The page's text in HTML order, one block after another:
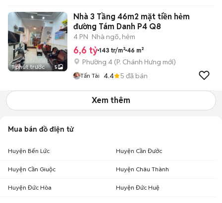
1 phút trước 5
Nhà 3 Tầng 46m2 mặt tiền hẻm
đường Tám Danh P4 Q8
4 PN Nhà ngõ, hẻm
6,6 tỷ 143 tr/m² 46 m²
Phường 4 (P. Chánh Hưng mới)
Tấn Tài 4.4 5 đã bán
Xem thêm
Mua bán đồ điện tử
Huyện Bến Lức Huyện Cần Đước
Huyện Cần Giuộc Huyện Châu Thành
Huyện Đức Hòa Huyện Đức Huệ